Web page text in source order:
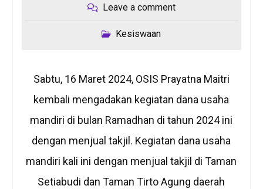
Leave a comment
Kesiswaan
Sabtu, 16 Maret 2024, OSIS Prayatna Maitri
kembali mengadakan kegiatan dana usaha
mandiri di bulan Ramadhan di tahun 2024 ini
dengan menjual takjil. Kegiatan dana usaha
mandiri kali ini dengan menjual takjil di Taman
Setiabudi dan Taman Tirto Agung daerah